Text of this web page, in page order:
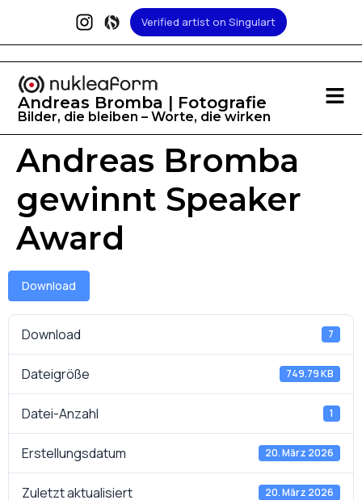
Verified artist on Singulart
Andreas Bromba | Fotografie
Bilder, die bleiben – Worte, die wirken
Andreas Bromba
gewinnt Speaker
Award
Download
Download 7
Dateigröße 749.79 KB
Datei-Anzahl 1
Erstellungsdatum 20. März 2026
Zuletzt aktualisiert 20. März 2026